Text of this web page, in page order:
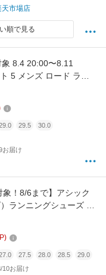
市場店
順で見る
象 8.4 20:00〜8.11
5 メンズ ロード ラン
ューズ Mens ジョギン
ル ギフト 靴 スニーカ
トレーニング
29.5 30.0
お届け
象！8/6まで】アシック
ランニングシューズ ジ
ブラスト 6 ワイド ベ
ポーツ シューズ
27.5 28.0 28.5
29.0
10お届け